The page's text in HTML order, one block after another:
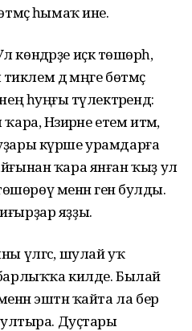
һымаҡ ине.
көндәрҙе иҫкә төшөрһә,
дә мәңге бөтмәҫ
һуңғы тәүлектәрендә:
Нәзирәне етем итмә,
күрше урамдарға
ҡара янған ҡыҙ ул
төшөрөү менән генә булды.
яҙҙы.
үлгәс, шулай уҡ
килде. Былай
эштән ҡайта ла бер
ултыра. Дуҫтары